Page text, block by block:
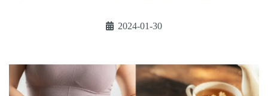
2024-01-30